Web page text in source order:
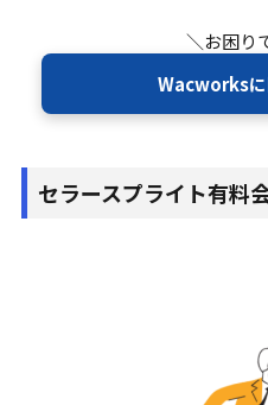
＼お困り
Wacworksに
セラースプライト有料